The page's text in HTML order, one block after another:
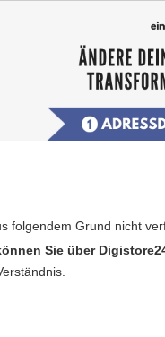
folgendem Grund nicht
Sie über